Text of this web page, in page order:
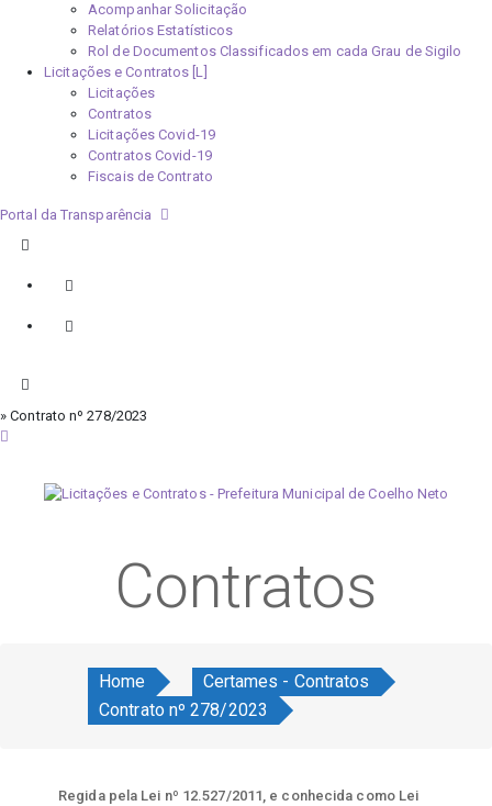
Acompanhar Solicitação
Relatórios Estatísticos
Rol de Documentos Classificados em cada Grau de Sigilo
Licitações e Contratos [L]
Licitações
Contratos
Licitações Covid-19
Contratos Covid-19
Fiscais de Contrato
Portal da Transparência
» Contrato nº 278/2023
Contratos
Home
Certames - Contratos
Contrato nº 278/2023
Regida pela Lei nº 12.527/2011, e conhecida como Lei